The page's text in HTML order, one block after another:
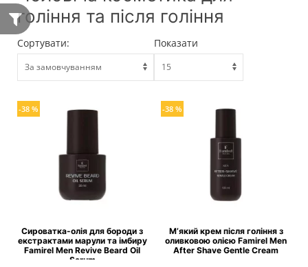
гоління та після гоління
Сортувати: Показати
-38 %
Сироватка-олія для бороди з
екстрактами марули та імбиру
Famirel Men Revive Beard Oil
Serum
-38 %
М’який крем після гоління з
оливковою олією Famirel Men
After Shave Gentle Cream